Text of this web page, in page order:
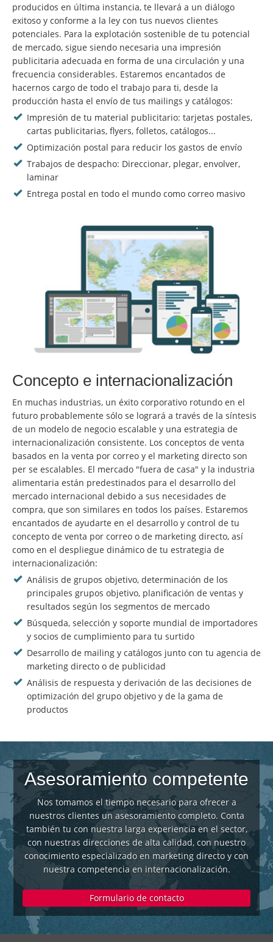
producidos en última instancia, te llevará a un diálogo
exitoso y conforme a la ley con tus nuevos clientes
potenciales. Para la explotación sostenible de tu potencial
de mercado, sigue siendo necesaria una impresión
publicitaria adecuada en forma de una circulación y una
frecuencia considerables. Estaremos encantados de
hacernos cargo de todo el trabajo para ti, desde la
producción hasta el envío de tus mailings y catálogos:
Impresión de tu material publicitario: tarjetas postales,
cartas publicitarias, flyers, folletos, catálogos...
Optimización postal para reducir los gastos de envío
Trabajos de despacho: Direccionar, plegar, envolver,
laminar
Entrega postal en todo el mundo como correo masivo
Concepto e internacionalización
En muchas industrias, un éxito corporativo rotundo en el
futuro probablemente sólo se logrará a través de la síntesis
de un modelo de negocio escalable y una estrategia de
internacionalización consistente. Los conceptos de venta
basados en la venta por correo y el marketing directo son
per se escalables. El mercado "fuera de casa" y la industria
alimentaria están predestinados para el desarrollo del
mercado internacional debido a sus necesidades de
compra, que son similares en todos los países. Estaremos
encantados de ayudarte en el desarrollo y control de tu
concepto de venta por correo o de marketing directo, así
como en el despliegue dinámico de tu estrategia de
internacionalización:
Análisis de grupos objetivo, determinación de los
principales grupos objetivo, planificación de ventas y
resultados según los segmentos de mercado
Búsqueda, selección y soporte mundial de importadores
y socios de cumplimiento para tu surtido
Desarrollo de mailing y catálogos junto con tu agencia de
marketing directo o de publicidad
Análisis de respuesta y derivación de las decisiones de
optimización del grupo objetivo y de la gama de
productos
Asesoramiento competente
Nos tomamos el tiempo necesario para ofrecer a
nuestros clientes un asesoramiento completo. Conta
también tu con nuestra larga experiencia en el sector,
con nuestras direcciones de alta calidad, con nuestro
conocimiento especializado en marketing directo y con
nuestra competencia en internacionalización.
Formulario de contacto